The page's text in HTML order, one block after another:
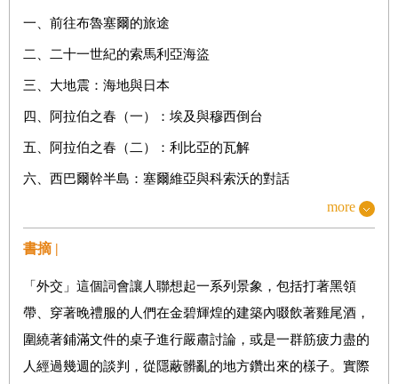
一、前往布魯塞爾的旅途
二、二十一世紀的索馬利亞海盜
三、大地震：海地與日本
四、阿拉伯之春（一）：埃及與穆西倒台
五、阿拉伯之春（二）：利比亞的瓦解
六、西巴爾幹半島：塞爾維亞與科索沃的對話
八、烏克蘭革命
致謝
索引
more
書摘 |
「外交」這個詞會讓人聯想起一系列景象，包括打著黑領
帶、穿著晚禮服的人們在金碧輝煌的建築內啜飲著雞尾酒，
圍繞著鋪滿文件的桌子進行嚴肅討論，或是一群筋疲力盡的
人經過幾週的談判，從隱蔽髒亂的地方鑽出來的樣子。實際